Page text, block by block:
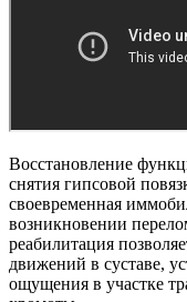
Восстановление
снятия гипсовой
своевременная
возникновении
реабилитация
движений в суставе,
ощущения в участке